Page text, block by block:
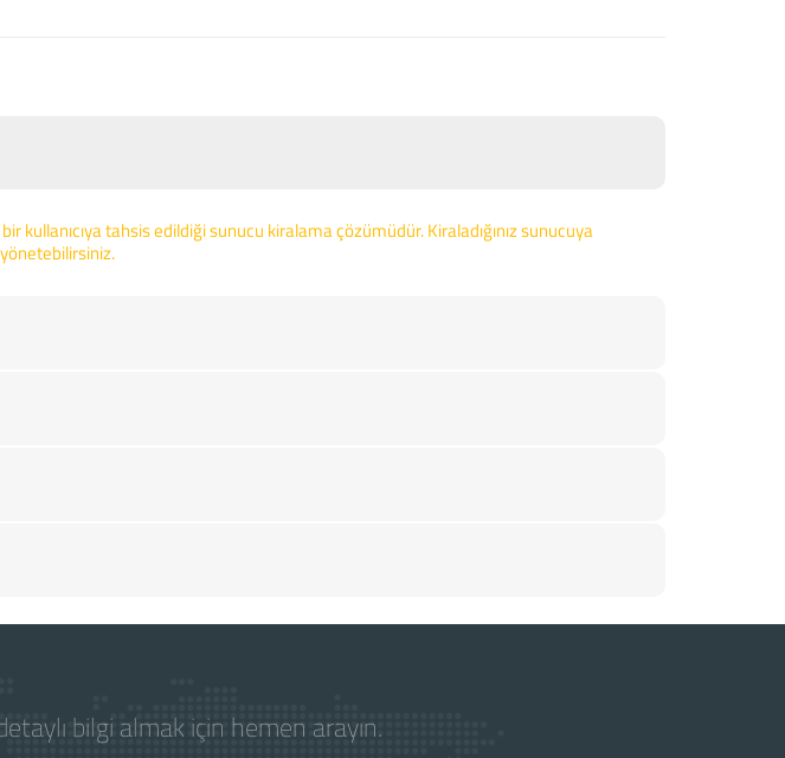
kullanıcıya tahsis edildiği sunucu kiralama çözümüdür. Kiraladığınız sunucuya
bilgi almak için hemen arayın.